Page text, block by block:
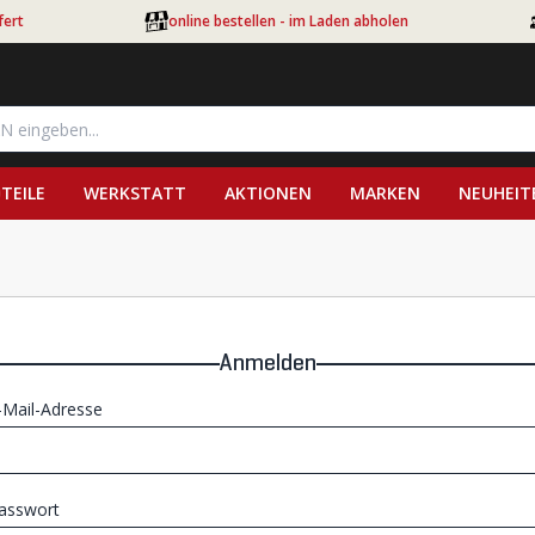
online bestellen - im Laden abholen
WERKSTATT AKTIONEN MARKEN
Anmelden
Mail-Adresse